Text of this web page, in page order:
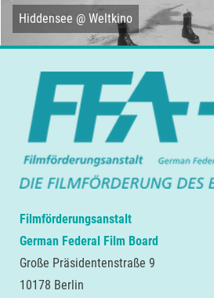
Hiddensee @ Weltkino
Filmförderungsanstalt
German Federal Film Board
Große Präsidentenstraße 9
10178 Berlin